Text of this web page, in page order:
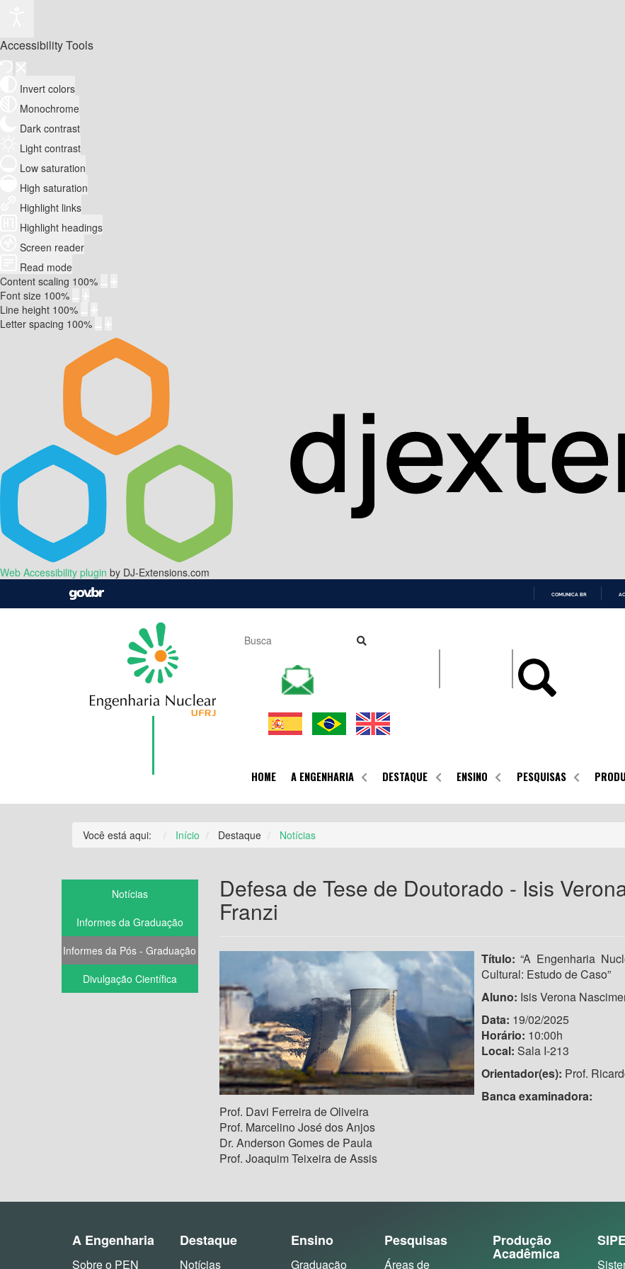
Accessibility Tools
Invert colors
Monochrome
Dark contrast
Light contrast
Low saturation
High saturation
Highlight links
Highlight headings
Screen reader
Read mode
Content scaling 100%
Font size 100%
Line height 100%
Letter spacing 100%
Web Accessibility plugin by DJ-Extensions.com
COMUNICA BR
HOME A ENGENHARIA DESTAQUE ENSINO PESQUISAS
Você está aqui: Início Destaque Notícias
Notícias
Informes da Graduação
Informes da Pós - Graduação
Divulgação Científica
Defesa de Tese de Doutorado - Isis
Franzi
Título: “A Engenharia
Cultural: Estudo de Caso”
Aluno: Isis Verona
Data: 19/02/2025
Horário: 10:00h
Local: Sala I-213
Orientador(es): Prof.
Banca examinadora:
Prof. Davi Ferreira de Oliveira
Prof. Marcelino José dos Anjos
Dr. Anderson Gomes de Paula
Prof. Joaquim Teixeira de Assis
A Engenharia
Sobre o PEN
Destaque
Notícias
Ensino
Graduação
Pesquisas
Áreas de
Produção
Acadêmica